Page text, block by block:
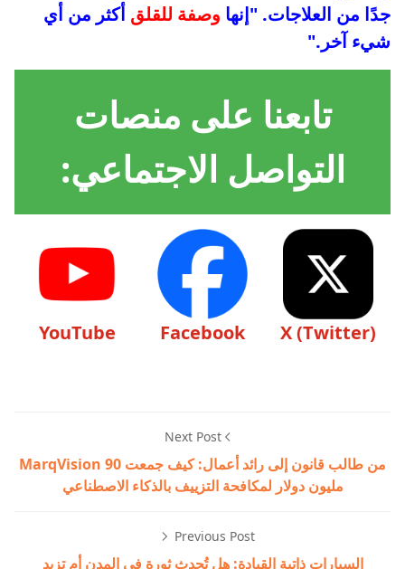
جدًا من العلاجات. "إنها وصفة للقلق أكثر من أي
شيء آخر."
تابعنا على منصات
التواصل الاجتماعي:
X (Twitter)
Facebook
YouTube
Next Post
من طالب قانون إلى رائد أعمال: كيف جمعت MarqVision 90
مليون دولار لمكافحة التزييف بالذكاء الاصطناعي
Previous Post
السيارات ذاتية القيادة: هل تُحدث ثورة في المدن أم تزيد